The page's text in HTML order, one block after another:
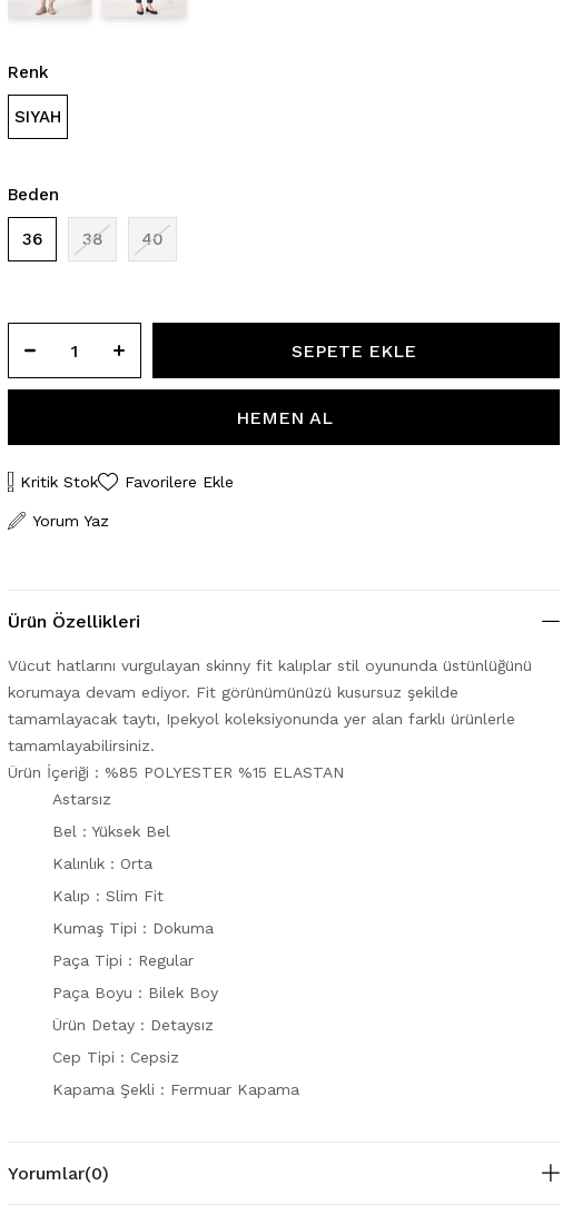
Renk
SIYAH
Beden
36 38 40
Kritik Stok Favorilere Ekle
Yorum Yaz
Ürün Özellikleri
Vücut hatlarını vurgulayan skinny fit kalıplar stil oyununda üstünlüğünü
korumaya devam ediyor. Fit görünümünüzü kusursuz şekilde
tamamlayacak taytı, Ipekyol koleksiyonunda yer alan farklı ürünlerle
tamamlayabilirsiniz.
Ürün İçeriği : %85 POLYESTER %15 ELASTAN
Astarsız
Bel : Yüksek Bel
Kalınlık : Orta
Kalıp : Slim Fit
Kumaş Tipi : Dokuma
Paça Tipi : Regular
Paça Boyu : Bilek Boy
Ürün Detay : Detaysız
Cep Tipi : Cepsiz
Kapama Şekli : Fermuar Kapama
Yorumlar(0)